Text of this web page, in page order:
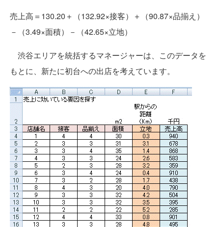
売上高＝130.20＋（132.92×接客）＋（90.87×品揃え）
－（3.49×面積）－（42.65×立地）
渋谷エリアを統括するマネージャーは、このデータを
もとに、新たに初台への出店を考えています。